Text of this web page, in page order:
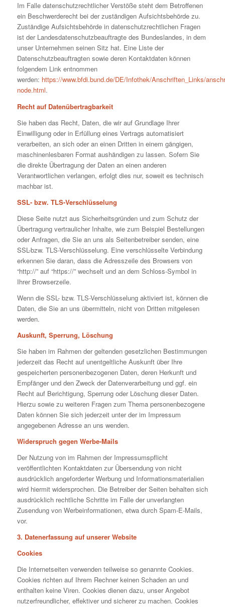
Im Falle datenschutzrechtlicher Verstöße steht dem Betroffenen
ein Beschwerderecht bei der zuständigen Aufsichtsbehörde zu.
Zuständige Aufsichtsbehörde in datenschutzrechtlichen Fragen
ist der Landesdatenschutzbeauftragte des Bundeslandes, in dem
unser Unternehmen seinen Sitz hat. Eine Liste der
Datenschutzbeauftragten sowie deren Kontaktdaten können
folgendem Link entnommen
werden: https://www.bfdi.bund.de/DE/Infothek/Anschriften_Links/
node.html.
Recht auf Datenübertragbarkeit
Sie haben das Recht, Daten, die wir auf Grundlage Ihrer
Einwilligung oder in Erfüllung eines Vertrags automatisiert
verarbeiten, an sich oder an einen Dritten in einem gängigen,
maschinenlesbaren Format aushändigen zu lassen. Sofern Sie
die direkte Übertragung der Daten an einen anderen
Verantwortlichen verlangen, erfolgt dies nur, soweit es technisch
machbar ist.
SSL- bzw. TLS-Verschlüsselung
Diese Seite nutzt aus Sicherheitsgründen und zum Schutz der
Übertragung vertraulicher Inhalte, wie zum Beispiel Bestellungen
oder Anfragen, die Sie an uns als Seitenbetreiber senden, eine
SSL-bzw. TLS-Verschlüsselung. Eine verschlüsselte Verbindung
erkennen Sie daran, dass die Adresszeile des Browsers von
“http://” auf “https://” wechselt und an dem Schloss-Symbol in
Ihrer Browserzeile.
Wenn die SSL- bzw. TLS-Verschlüsselung aktiviert ist, können die
Daten, die Sie an uns übermitteln, nicht von Dritten mitgelesen
werden.
Auskunft, Sperrung, Löschung
Sie haben im Rahmen der geltenden gesetzlichen Bestimmungen
jederzeit das Recht auf unentgeltliche Auskunft über Ihre
gespeicherten personenbezogenen Daten, deren Herkunft und
Empfänger und den Zweck der Datenverarbeitung und ggf. ein
Recht auf Berichtigung, Sperrung oder Löschung dieser Daten.
Hierzu sowie zu weiteren Fragen zum Thema personenbezogene
Daten können Sie sich jederzeit unter der im Impressum
angegebenen Adresse an uns wenden.
Widerspruch gegen Werbe-Mails
Der Nutzung von im Rahmen der Impressumspflicht
veröffentlichten Kontaktdaten zur Übersendung von nicht
ausdrücklich angeforderter Werbung und Informationsmaterialien
wird hiermit widersprochen. Die Betreiber der Seiten behalten sich
ausdrücklich rechtliche Schritte im Falle der unverlangten
Zusendung von Werbeinformationen, etwa durch Spam-E-Mails,
vor.
3. Datenerfassung auf unserer Website
Cookies
Die Internetseiten verwenden teilweise so genannte Cookies.
Cookies richten auf Ihrem Rechner keinen Schaden an und
enthalten keine Viren. Cookies dienen dazu, unser Angebot
nutzerfreundlicher, effektiver und sicherer zu machen. Cookies